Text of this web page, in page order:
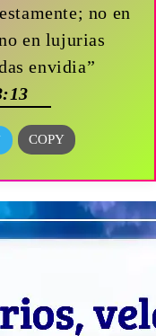
no en
en lujurias
envidia”